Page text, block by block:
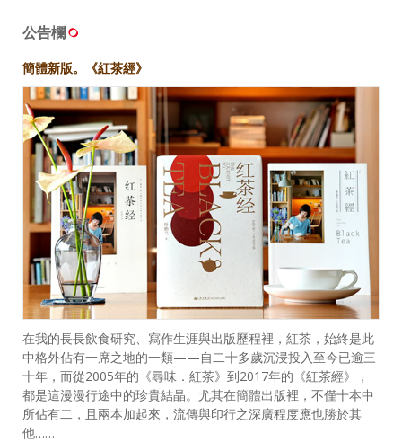
公告欄
簡體新版。《紅茶經》
在我的長長飲食研究、寫作生涯與出版歷程裡，紅茶，始終是此
中格外佔有一席之地的一類——自二十多歲沉浸投入至今已逾三
十年，而從2005年的《尋味．紅茶》到2017年的《紅茶經》，
都是這漫漫行途中的珍貴結晶。尤其在簡體出版裡，不僅十本中
所佔有二，且兩本加起來，流傳與印行之深廣程度應也勝於其
他……